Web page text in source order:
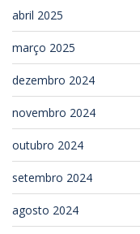
abril 2025
março 2025
dezembro 2024
novembro 2024
outubro 2024
setembro 2024
agosto 2024